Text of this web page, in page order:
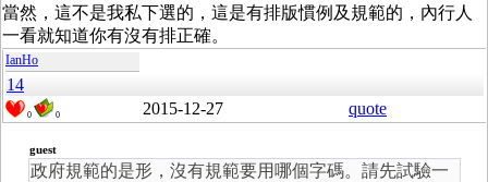
當然，這不是我私下選的，這是有排版慣例及規範的，內行人
一看就知道你有沒有排正確。
IanHo
14
0 0 2015-12-27 quote
guest
政府規範的是形，沒有規範要用哪個字碼。請先試驗一